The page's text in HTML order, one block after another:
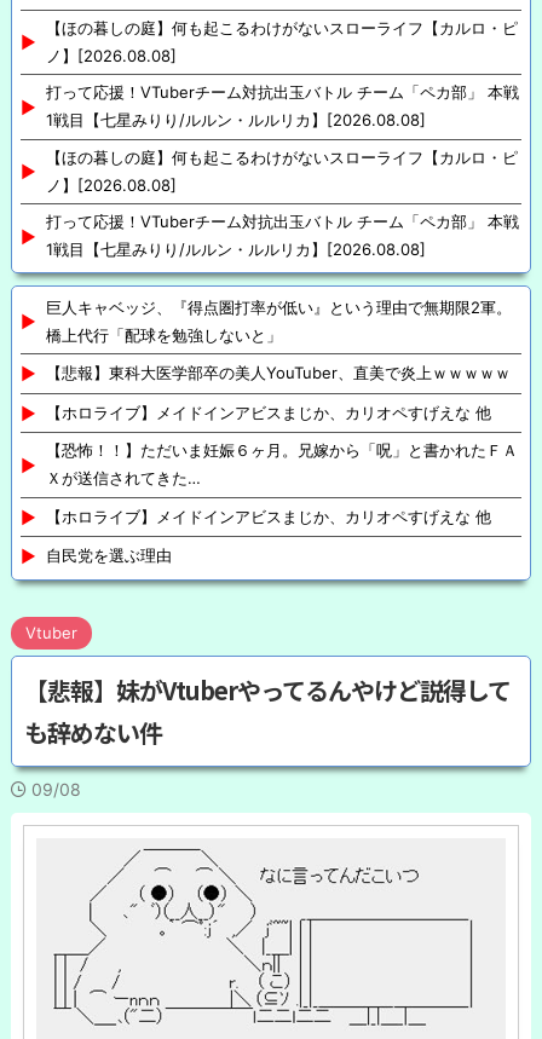
【ほの暮しの庭】何も起こるわけがないスローライフ【カルロ・ピ
ノ】[2026.08.08]
打って応援！VTuberチーム対抗出玉バトル チーム「ペカ部」 本戦
1戦目【七星みりり/ルルン・ルルリカ】[2026.08.08]
【ほの暮しの庭】何も起こるわけがないスローライフ【カルロ・ピ
ノ】[2026.08.08]
打って応援！VTuberチーム対抗出玉バトル チーム「ペカ部」 本戦
1戦目【七星みりり/ルルン・ルルリカ】[2026.08.08]
巨人キャベッジ、『得点圏打率が低い』という理由で無期限2軍。
橋上代行「配球を勉強しないと」
【悲報】東科大医学部卒の美人YouTuber、直美で炎上ｗｗｗｗｗ
【ホロライブ】メイドインアビスまじか、カリオペすげえな 他
【恐怖！！】ただいま妊娠６ヶ月。兄嫁から「呪」と書かれたＦＡ
Ｘが送信されてきた…
【ホロライブ】メイドインアビスまじか、カリオペすげえな 他
自民党を選ぶ理由
Vtuber
【悲報】妹がVtuberやってるんやけど説得して
も辞めない件
09/08